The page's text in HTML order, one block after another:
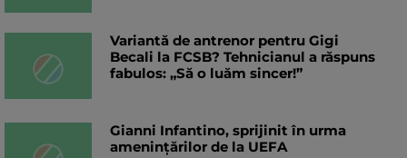
Variantă de antrenor pentru Gigi
Becali la FCSB? Tehnicianul a răspuns
fabulos: „Să o luăm sincer!”
Gianni Infantino, sprijinit în urma
amenințărilor de la UEFA